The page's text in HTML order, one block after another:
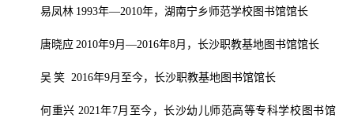
易凤林 1993年—2010年，湖南宁乡师范学校图书馆馆长
唐晓应 2010年9月—2016年8月 ，长沙职教基地图书馆馆长
吴 笑 2016年9月至今，长沙职教基地图书馆馆长
何重兴 2021年7月至今，长沙幼儿师范高等专科学校图书馆